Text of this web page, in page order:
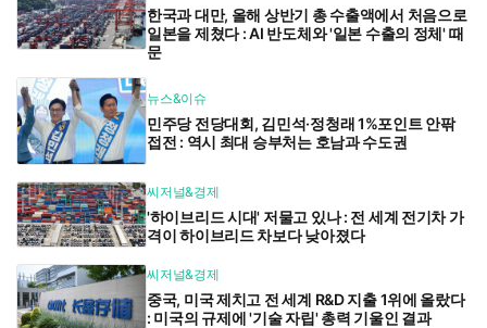
한국과 대만, 올해 상반기 총 수출액에서 처음으로
일본을 제쳤다 : AI 반도체와 '일본 수출의 정체' 때
문
뉴스&이슈
민주당 전당대회, 김민석·정청래 1%포인트 안팎
접전 : 역시 최대 승부처는 호남과 수도권
씨저널&경제
'하이브리드 시대' 저물고 있나 : 전 세계 전기차 가
격이 하이브리드 차보다 낮아졌다
씨저널&경제
중국, 미국 제치고 전 세계 R&D 지출 1위에 올랐다
: 미국의 규제에 '기술 자립' 총력 기울인 결과